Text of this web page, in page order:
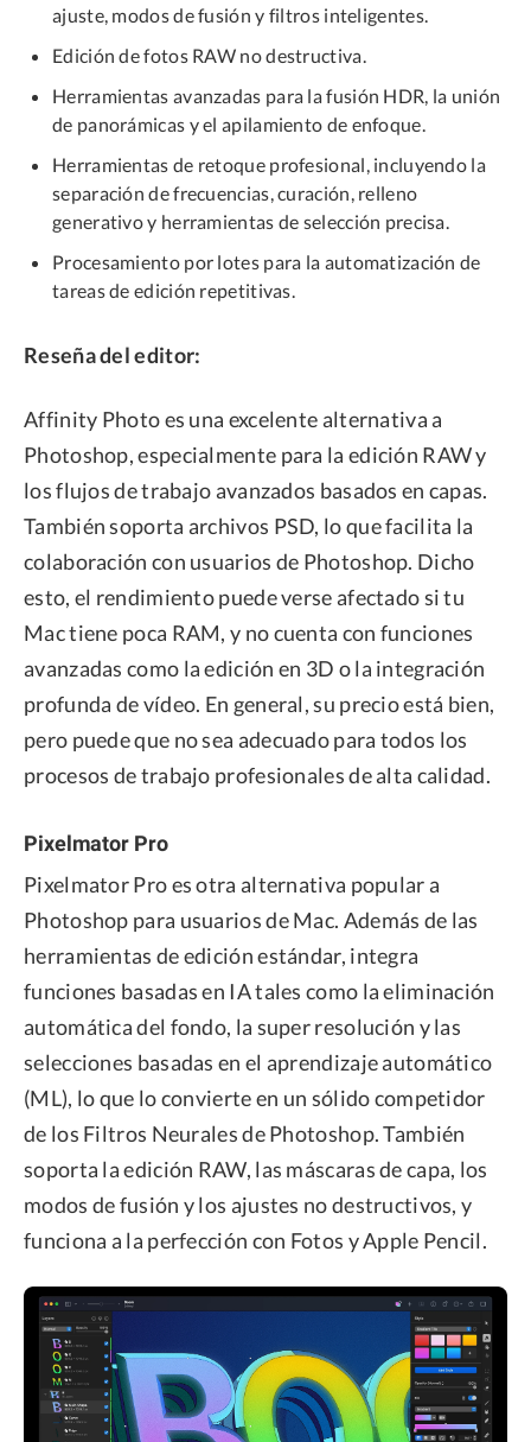
ajuste, modos de fusión y filtros inteligentes.
Edición de fotos RAW no destructiva.
Herramientas avanzadas para la fusión HDR, la unión
de panorámicas y el apilamiento de enfoque.
Herramientas de retoque profesional, incluyendo la
separación de frecuencias, curación, relleno
generativo y herramientas de selección precisa.
Procesamiento por lotes para la automatización de
tareas de edición repetitivas.
Reseña del editor:
Affinity Photo es una excelente alternativa a
Photoshop, especialmente para la edición RAW y
los flujos de trabajo avanzados basados en capas.
También soporta archivos PSD, lo que facilita la
colaboración con usuarios de Photoshop. Dicho
esto, el rendimiento puede verse afectado si tu
Mac tiene poca RAM, y no cuenta con funciones
avanzadas como la edición en 3D o la integración
profunda de vídeo. En general, su precio está bien,
pero puede que no sea adecuado para todos los
procesos de trabajo profesionales de alta calidad.
Pixelmator Pro
Pixelmator Pro es otra alternativa popular a
Photoshop para usuarios de Mac. Además de las
herramientas de edición estándar, integra
funciones basadas en IA tales como la eliminación
automática del fondo, la super resolución y las
selecciones basadas en el aprendizaje automático
(ML), lo que lo convierte en un sólido competidor
de los Filtros Neurales de Photoshop. También
soporta la edición RAW, las máscaras de capa, los
modos de fusión y los ajustes no destructivos, y
funciona a la perfección con Fotos y Apple Pencil.